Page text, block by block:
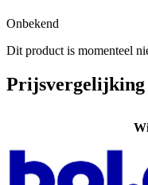
Onbekend
Dit product is momenteel
Prijsvergelijking